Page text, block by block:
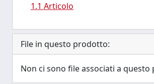
1.1 Articolo
File in questo prodotto:
Non ci sono file associati a